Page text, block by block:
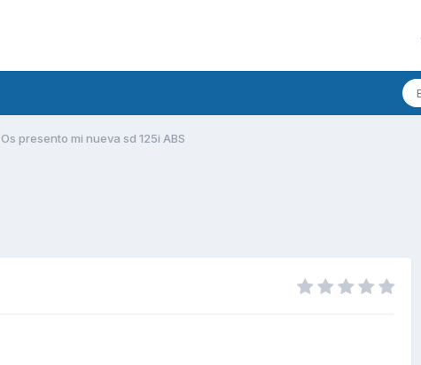
Os presento mi nueva sd 125i ABS